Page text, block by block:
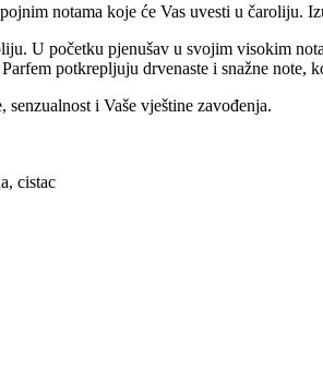
notama koje će Vas uvesti u čaroliju.
U početku pjenušav u svojim visokim
potkrepljuju drvenaste i snažne note,
i Vaše vještine zavođenja.
cistac